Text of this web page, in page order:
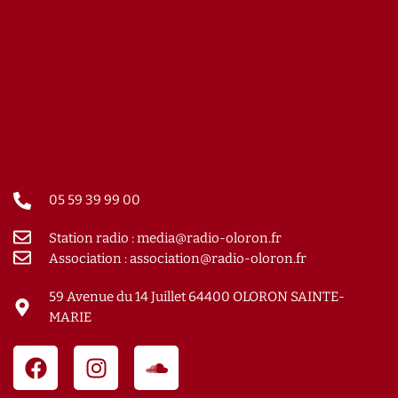
05 59 39 99 00
Station radio : media@radio-oloron.fr
Association : association@radio-oloron.fr
59 Avenue du 14 Juillet 64400 OLORON SAINTE-
MARIE